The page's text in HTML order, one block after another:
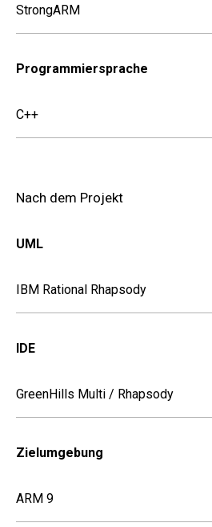
StrongARM
Programmiersprache
C++
Nach dem Projekt
UML
IBM Rational Rhapsody
IDE
GreenHills Multi / Rhapsody
Zielumgebung
ARM 9